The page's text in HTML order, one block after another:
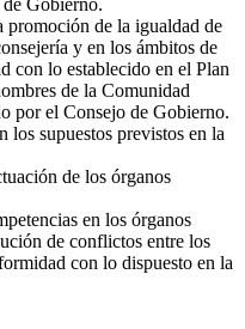
Gobierno.
promoción de la igualdad de
y en los ámbitos de
con lo establecido en el Plan
de la Comunidad
por el Consejo de Gobierno.
los supuestos previstos en la
de los órganos
en los órganos
de conflictos entre los
con lo dispuesto en la